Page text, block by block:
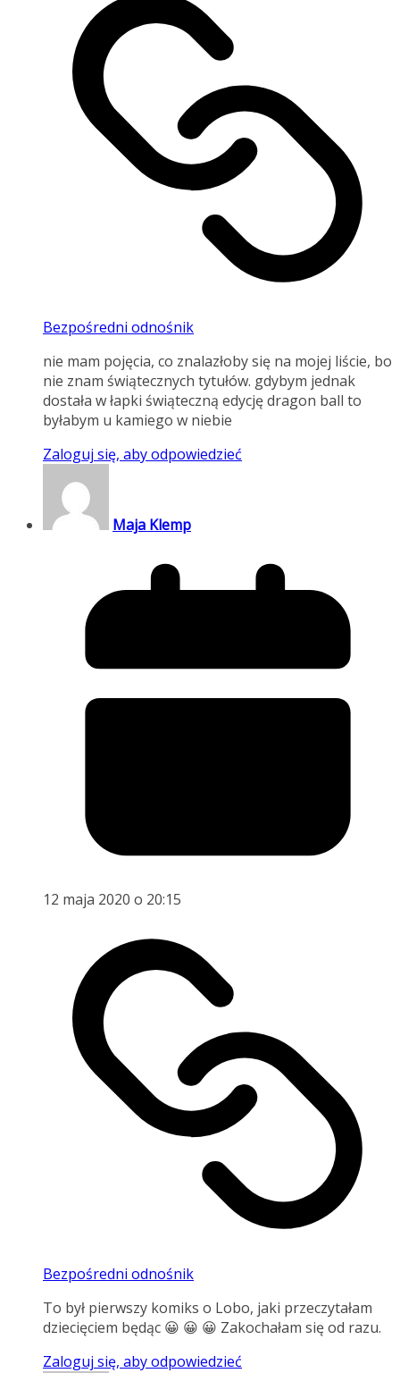
Bezpośredni odnośnik
nie mam pojęcia, co znalazłoby się na mojej liście, bo
nie znam świątecznych tytułów. gdybym jednak
dostała w łapki świąteczną edycję dragon ball to
byłabym u kamiego w niebie
Zaloguj się, aby odpowiedzieć
Maja Klemp
12 maja 2020 o 20:15
Bezpośredni odnośnik
To był pierwszy komiks o Lobo, jaki przeczytałam
dziecięciem będąc 😀 😀 😀 Zakochałam się od razu.
Zaloguj się, aby odpowiedzieć